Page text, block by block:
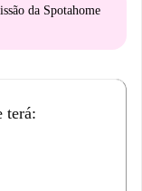
da Spotahome
terá: